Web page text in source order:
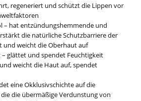
regeneriert und schützt die Lippen vor
– hat entzündungshemmende und
die natürliche Schutzbarriere der
und weicht die Oberhaut auf
glättet und spendet Feuchtigkeit
weicht die Haut auf, spendet
eine Okklusivschichte auf die
die übermäßige Verdunstung von